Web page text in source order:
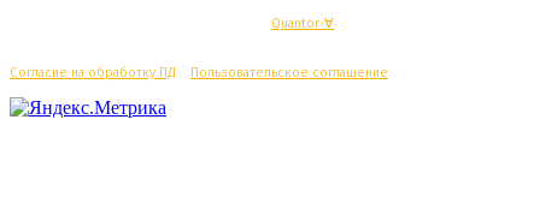
Quantor-∀
Согласие на обработку ПД Пользовательское соглашение